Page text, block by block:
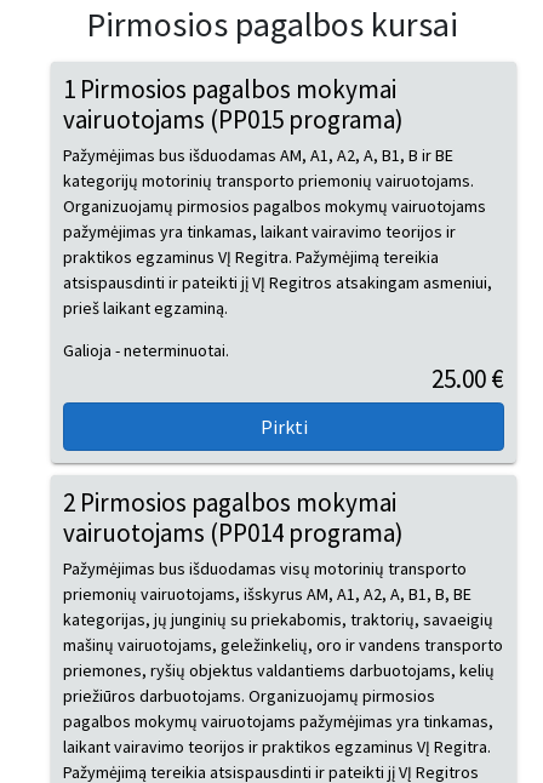
Pirmosios pagalbos kursai
1 Pirmosios pagalbos mokymai
vairuotojams (PP015 programa)
Pažymėjimas bus išduodamas AM, A1, A2, A, B1, B ir BE
kategorijų motorinių transporto priemonių vairuotojams.
Organizuojamų pirmosios pagalbos mokymų vairuotojams
pažymėjimas yra tinkamas, laikant vairavimo teorijos ir
praktikos egzaminus VĮ Regitra. Pažymėjimą tereikia
atsispausdinti ir pateikti jį VĮ Regitros atsakingam asmeniui,
prieš laikant egzaminą.
Galioja - neterminuotai.
25.00 €
2 Pirmosios pagalbos mokymai
vairuotojams (PP014 programa)
Pažymėjimas bus išduodamas visų motorinių transporto
priemonių vairuotojams, išskyrus AM, A1, A2, A, B1, B, BE
kategorijas, jų junginių su priekabomis, traktorių, savaeigių
mašinų vairuotojams, geležinkelių, oro ir vandens transporto
priemones, ryšių objektus valdantiems darbuotojams, kelių
priežiūros darbuotojams. Organizuojamų pirmosios
pagalbos mokymų vairuotojams pažymėjimas yra tinkamas,
laikant vairavimo teorijos ir praktikos egzaminus VĮ Regitra.
Pažymėjimą tereikia atsispausdinti ir pateikti jį VĮ Regitros